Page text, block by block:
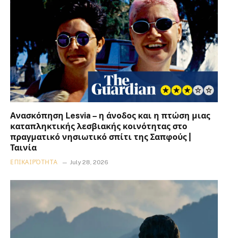
Ανασκόπηση Lesvia – η άνοδος και η πτώση μιας
καταπληκτικής λεσβιακής κοινότητας στο
πραγματικό νησιωτικό σπίτι της Σαπφούς |
Ταινία
ΕΠΙΚΑΙΡΌΤΗΤΑ July 28, 2026